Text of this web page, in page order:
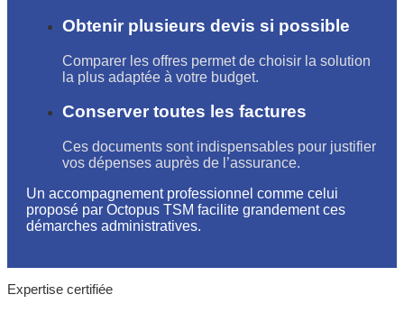
Obtenir plusieurs devis si possible
Comparer les offres permet de choisir la solution
la plus adaptée à votre budget.
Conserver toutes les factures
Ces documents sont indispensables pour justifier
vos dépenses auprès de l’assurance.
Un accompagnement professionnel comme celui
proposé par Octopus TSM facilite grandement ces
démarches administratives.
Expertise certifiée